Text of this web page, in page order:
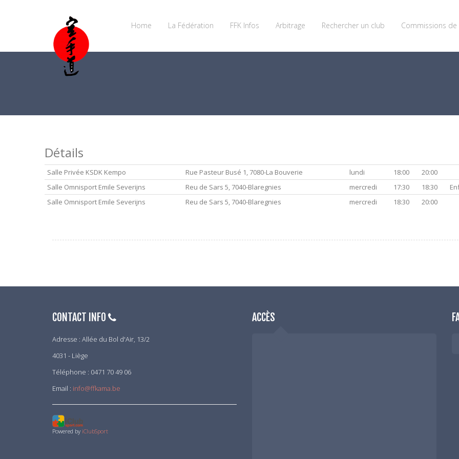
Home La Fédération FFK Infos Arbitrage Rechercher un club Commissions de
Détails
Salle Privée KSDK Kempo Rue Pasteur Busé 1, 7080-La Bouverie lundi 18:00
20:00
Salle Omnisport Emile Severijns
Reu de Sars 5, 7040-Blaregnies mercredi 17:30 18:30
Salle Omnisport Emile Severijns
Reu de Sars 5, 7040-Blaregnies mercredi 18:30 20:00
CONTACT INFO
Adresse : Allée du Bol d'Air, 13/2
4031 - Liège
Téléphone : 0471 70 49 06
Email : info@ffkama.be
Powered by iClubSport
ACCÈS